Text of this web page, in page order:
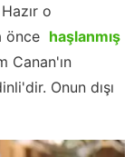
o
önce haşlanmış
Canan'ın
Onun dışı